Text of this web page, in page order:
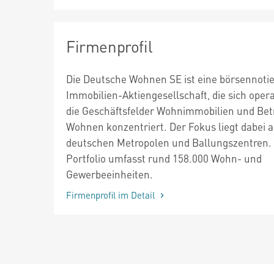
Firmenprofil
Die Deutsche Wohnen SE ist eine
Immobilien-Aktiengesellschaft, die sich
die Geschäftsfelder Wohnimmobilien und
Wohnen konzentriert. Der Fokus liegt dabei
deutschen Metropolen und Ballungszentren.
Portfolio umfasst rund 158.000 Wohn- und
Gewerbeeinheiten.
Firmenprofil im Detail